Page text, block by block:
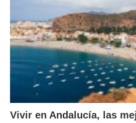
Vivir en Andalucía, las